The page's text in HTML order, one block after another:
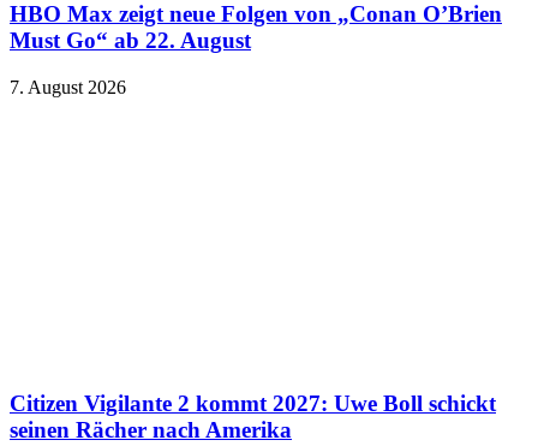
HBO Max zeigt neue Folgen von „Conan O’Brien
Must Go“ ab 22. August
7. August 2026
Citizen Vigilante 2 kommt 2027: Uwe Boll schickt
seinen Rächer nach Amerika